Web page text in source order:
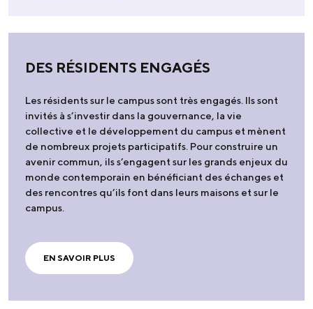
DES RÉSIDENTS ENGAGÉS
Les résidents sur le campus sont très engagés. Ils sont
invités à s’investir dans la gouvernance, la vie
collective et le développement du campus et mènent
de nombreux projets participatifs. Pour construire un
avenir commun, ils s’engagent sur les grands enjeux du
monde contemporain en bénéficiant des échanges et
des rencontres qu’ils font dans leurs maisons et sur le
campus.
EN SAVOIR PLUS